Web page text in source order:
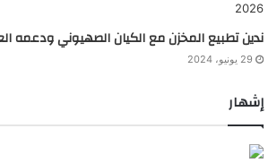
ندين تطبيع المخزن مع الكيان الصهيوني ودعمه
29 يونيو، 2024
إشهار